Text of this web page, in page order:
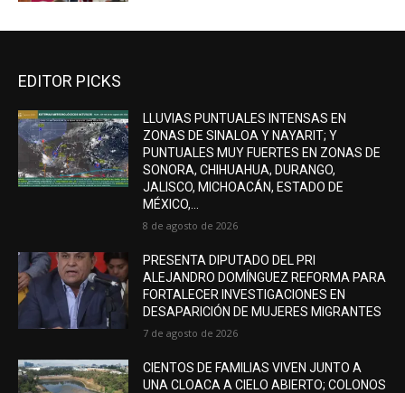
EDITOR PICKS
LLUVIAS PUNTUALES INTENSAS EN
ZONAS DE SINALOA Y NAYARIT; Y
PUNTUALES MUY FUERTES EN ZONAS DE
SONORA, CHIHUAHUA, DURANGO,
JALISCO, MICHOACÁN, ESTADO DE
MÉXICO,...
8 de agosto de 2026
PRESENTA DIPUTADO DEL PRI
ALEJANDRO DOMÍNGUEZ REFORMA PARA
FORTALECER INVESTIGACIONES EN
DESAPARICIÓN DE MUJERES MIGRANTES
7 de agosto de 2026
CIENTOS DE FAMILIAS VIVEN JUNTO A
UNA CLOACA A CIELO ABIERTO; COLONOS